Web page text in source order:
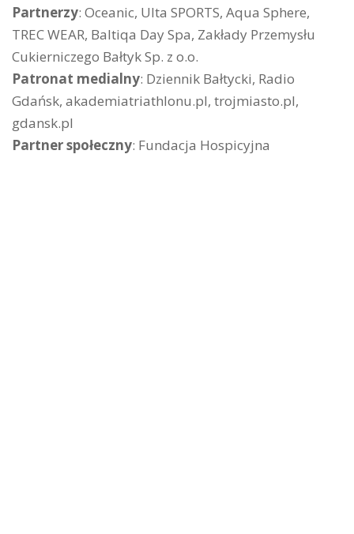
Partnerzy: Oceanic, Ulta SPORTS, Aqua Sphere,
TREC WEAR, Baltiqa Day Spa, Zakłady Przemysłu
Cukierniczego Bałtyk Sp. z o.o.
Patronat medialny: Dziennik Bałtycki, Radio
Gdańsk, akademiatriathlonu.pl, trojmiasto.pl,
gdansk.pl
Partner społeczny: Fundacja Hospicyjna